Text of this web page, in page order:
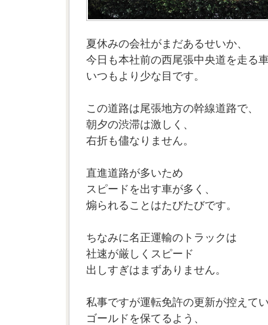
夏休みの会社がまだあるせいか、
今日も本社前の西尾張中央道を走る
いつもより少な目です。
この道路は尾張地方の幹線道路で、
朝夕の渋滞は激しく、
右折も儘なりません。
直進道路が多いため
スピードを出す車が多く、
煽られることはたびたびです。
ちなみに名正運輸のトラックは
社速が厳しくスピード
出しすぎはまずありません。
私事ですが運転免許の更新が控えて
ゴールドを保てるよう、